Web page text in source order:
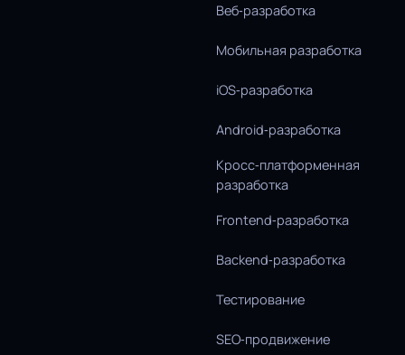
Веб‑разработка
Мобильная разработка
iOS‑разработка
Android‑разработка
Кросс‑платформенная
разработка
Frontend‑разработка
Backend‑разработка
Тестирование
SEO‑продвижение